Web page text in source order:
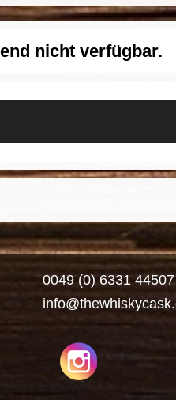
nicht verfügbar.
0049 (0) 6331 44507